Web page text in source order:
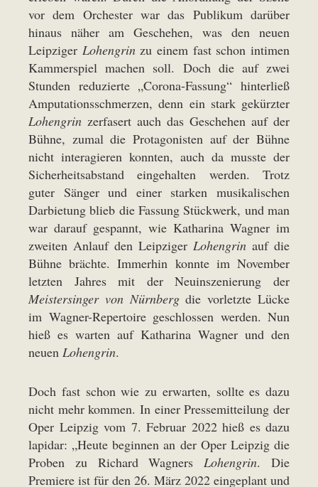
vor dem Orchester war das Publikum darüber
hinaus näher am Geschehen, was den neuen
Leipziger Lohengrinzu einem fast schon intimen
Kammerspiel machen soll. Doch die auf zwei
Stunden reduzierte „Corona-Fassung“ hinterließ
Amputationsschmerzen, denn ein stark gekürzter
Lohengrin zerfasert auch das Geschehen auf der
Bühne, zumal die Protagonisten auf der Bühne
nicht interagieren konnten, auch da musste der
Sicherheitsabstand eingehalten werden. Trotz
guter Sänger und einer starken musikalischen
Darbietung blieb die Fassung Stückwerk, und man
war darauf gespannt, wie Katharina Wagner im
zweiten Anlauf den Leipziger Lohengrin auf die
Bühne brächte. Immerhin konnte im November
letzten Jahres mit der Neuinszenierung der
Meistersinger von Nürnbergdie vorletzte Lücke
im Wagner-Repertoire geschlossen werden. Nun
hieß es warten auf Katharina Wagner und den
neuen Lohengrin.
Doch fast schon wie zu erwarten, sollte es dazu
nicht mehr kommen. In einer Pressemitteilung der
Oper Leipzig vom 7. Februar 2022 hieß es dazu
lapidar: „Heute beginnen an der Oper Leipzig die
Proben zu Richard WagnersLohengrin. Die
Premiere ist für den 26. März 2022 eingeplant und